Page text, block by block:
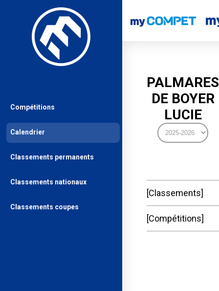
PALMARES
DE BOYER
LUCIE
Classements
Compétitions
Compétitions
Calendrier
Classements permanents
Classements nationaux
Classements coupes